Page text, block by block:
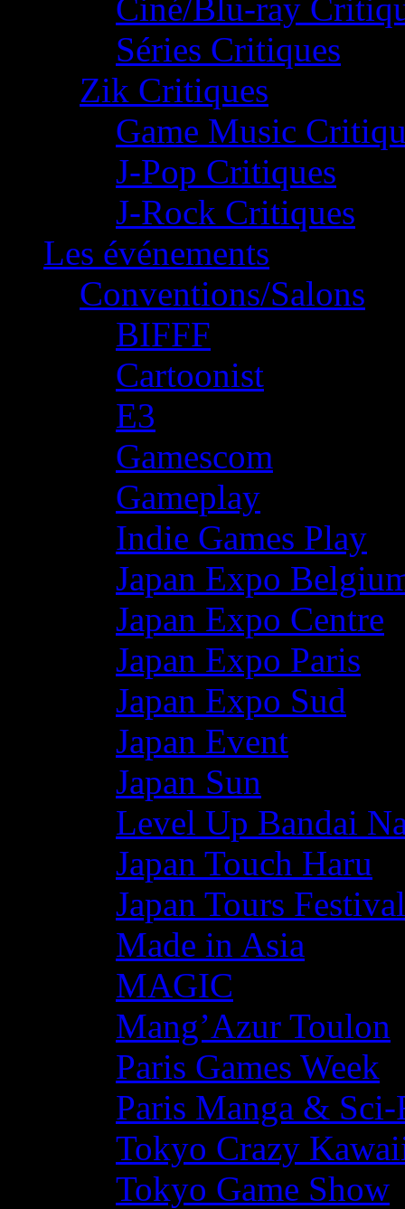
Ciné/Blu-ray
Séries Critiques
Zik Critiques
Game Music
J-Pop Critiques
J-Rock Critiques
Les événements
Conventions/Salons
BIFFF
Cartoonist
E3
Gamescom
Gameplay
Indie Games Play
Japan Expo
Japan Expo Centre
Japan Expo Paris
Japan Expo Sud
Japan Event
Japan Sun
Level Up Bandai
Japan Touch Haru
Japan Tours Festival
Made in Asia
MAGIC
Mang’Azur Toulon
Paris Games Week
Paris Manga &
Tokyo Crazy
Tokyo Game Show